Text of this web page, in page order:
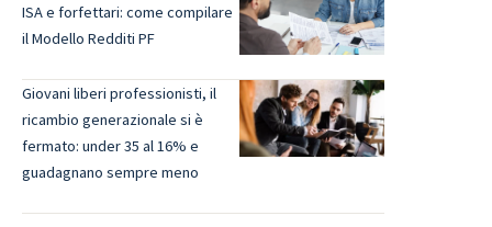
ISA e forfettari: come compilare
il Modello Redditi PF
Giovani liberi professionisti, il
ricambio generazionale si è
fermato: under 35 al 16% e
guadagnano sempre meno